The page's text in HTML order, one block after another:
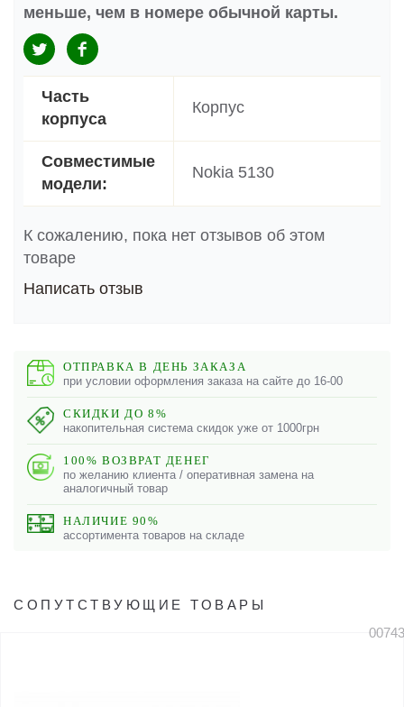
меньше, чем в номере обычной карты.
Часть
корпуса
Корпус
Совместимые
модели:
Nokia 5130
К сожалению, пока нет отзывов об этом
товаре
Написать отзыв
ОТПРАВКА В ДЕНЬ ЗАКАЗА
при условии оформления заказа на сайте до 16-00
СКИДКИ ДО 8%
накопительная система скидок уже от 1000грн
100% ВОЗВРАТ ДЕНЕГ
по желанию клиента / оперативная замена на
аналогичный товар
НАЛИЧИЕ 90%
ассортимента товаров на складе
СОПУТСТВУЮЩИЕ ТОВАРЫ